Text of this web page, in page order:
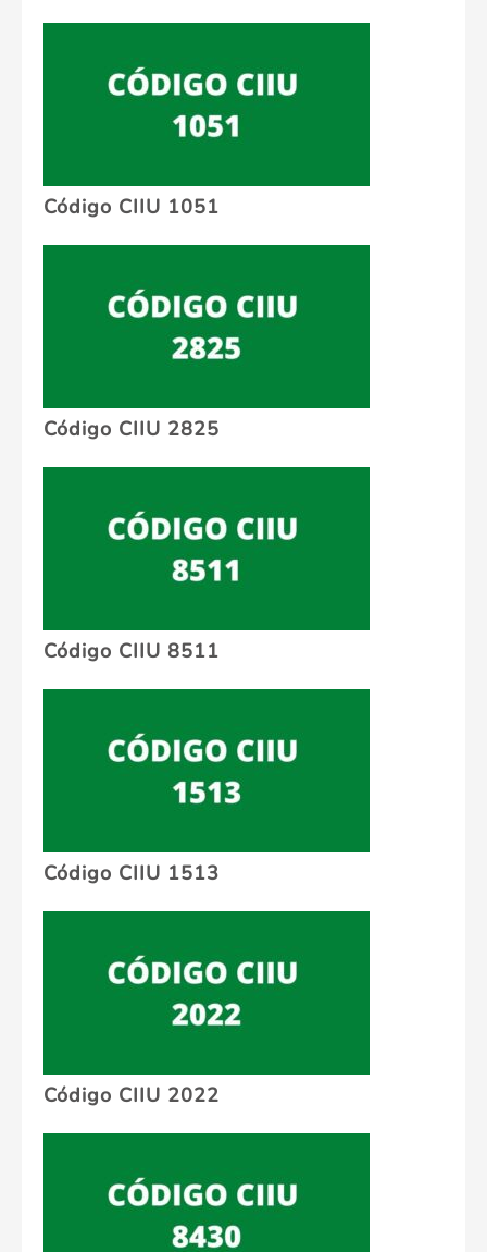
Código CIIU 1051
Código CIIU 2825
Código CIIU 8511
Código CIIU 1513
Código CIIU 2022